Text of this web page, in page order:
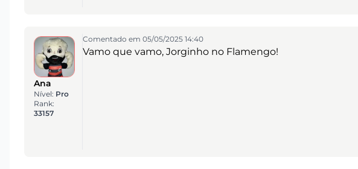
Ana
Nível: Pro
Rank:
33157
Comentado em 05/05/2025 14:40
Vamo que vamo, Jorginho no Flamengo!